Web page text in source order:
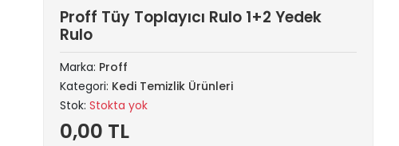
Proff Tüy Toplayıcı Rulo 1+2 Yedek
Rulo
Marka: Proff
Kategori: Kedi Temizlik Ürünleri
Stok:Stokta yok
0,00 TL